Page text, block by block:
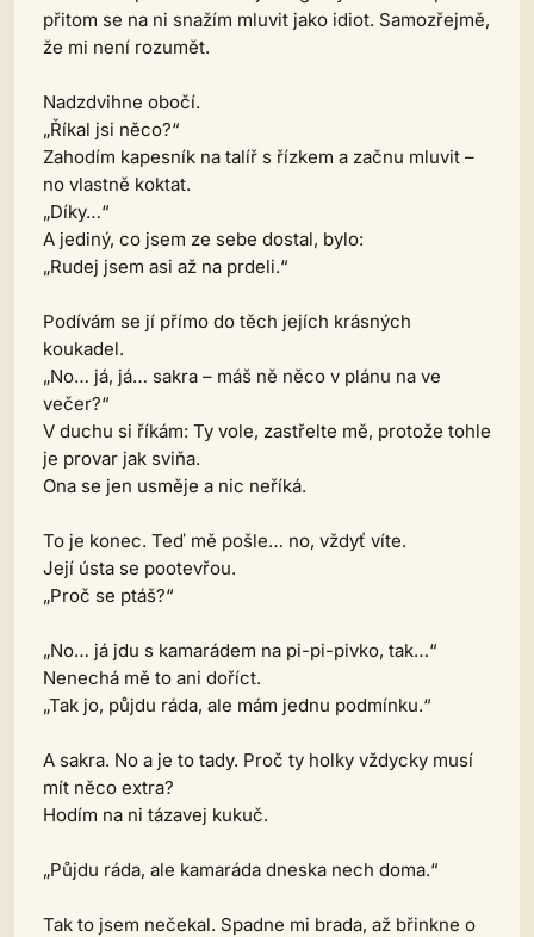
přitom se na ni snažím mluvit jako idiot. Samozřejmě,
že mi není rozumět.
Nadzdvihne obočí.
„Říkal jsi něco?“
Zahodím kapesník na talíř s řízkem a začnu mluvit –
no vlastně koktat.
„Díky…“
A jediný, co jsem ze sebe dostal, bylo:
„Rudej jsem asi až na prdeli.“
Podívám se jí přímo do těch jejích krásných
koukadel.
„No… já, já… sakra – máš ně něco v plánu na ve
večer?“
V duchu si říkám: Ty vole, zastřelte mě, protože tohle
je provar jak sviňa.
Ona se jen usměje a nic neříká.
To je konec. Teď mě pošle… no, vždyť víte.
Její ústa se pootevřou.
„Proč se ptáš?“
„No… já jdu s kamarádem na pi-pi-pivko, tak…“
Nenechá mě to ani doříct.
„Tak jo, půjdu ráda, ale mám jednu podmínku.“
A sakra. No a je to tady. Proč ty holky vždycky musí
mít něco extra?
Hodím na ni tázavej kukuč.
„Půjdu ráda, ale kamaráda dneska nech doma.“
Tak to jsem nečekal. Spadne mi brada, až břinkne o